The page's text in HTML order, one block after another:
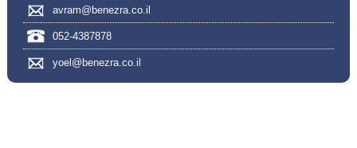
avram@benezra.co.il
052-4387878
yoel@benezra.co.il